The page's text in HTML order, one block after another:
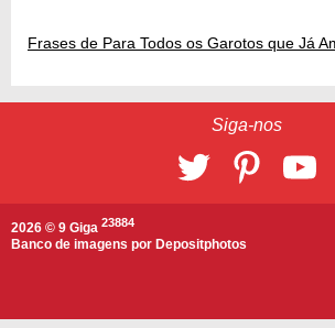
Frases de Para Todos os Garotos que Já
Siga-nos
2026 © 9 Giga 23884
Banco de imagens por Depositphotos